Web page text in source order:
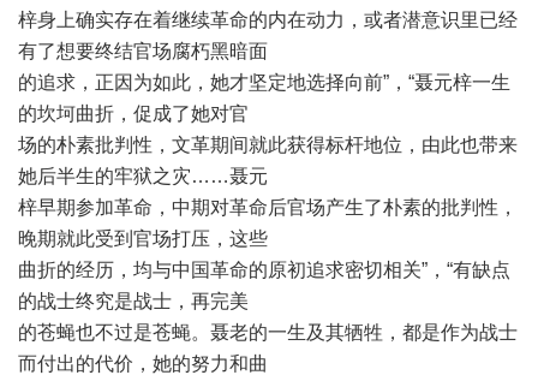
梓身上确实存在着继续革命的内在动力，或者潜意识里已经
有了想要终结官场腐朽黑暗面
的追求，正因为如此，她才坚定地选择向前”，“聂元梓一生
的坎坷曲折，促成了她对官
场的朴素批判性，文革期间就此获得标杆地位，由此也带来
她后半生的牢狱之灾……聂元
梓早期参加革命，中期对革命后官场产生了朴素的批判性，
晚期就此受到官场打压，这些
曲折的经历，均与中国革命的原初追求密切相关”，“有缺点
的战士终究是战士，再完美
的苍蝇也不过是苍蝇。聂老的一生及其牺牲，都是作为战士
而付出的代价，她的努力和曲